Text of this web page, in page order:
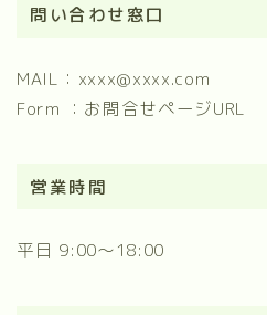
問い合わせ窓口
MAIL：xxxx@xxxx.com
Form ：お問合せページURL
営業時間
平日 9:00～18:00